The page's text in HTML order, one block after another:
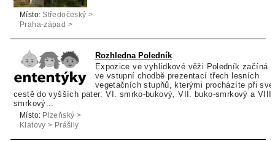
Místo: Středočeský >
Praha-západ >
Rozhledna Poledník
Expozice ve vyhlídkové věži Poledník začíná
ve vstupní chodbě prezentací třech lesních
vegetačních stupňů, kterými procházíte při své
cestě do vyšších pater: VI. smrko-bukový, VII. buko-smrkový a VIII.
smrkový...
Místo: Plzeňský >
Klatovy > Prášily